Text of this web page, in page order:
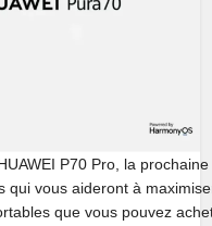
P70 Pro, la
qui vous aideront à
que vous pouvez